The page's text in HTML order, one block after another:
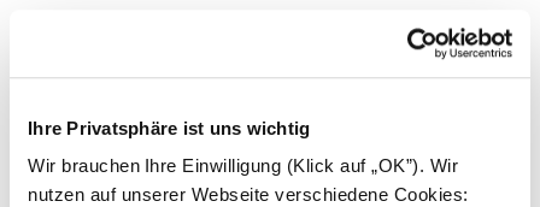
Ihre Privatsphäre ist uns wichtig
Wir brauchen Ihre Einwilligung (Klick auf „OK”). Wir
nutzen auf unserer Webseite verschiedene Cookies: